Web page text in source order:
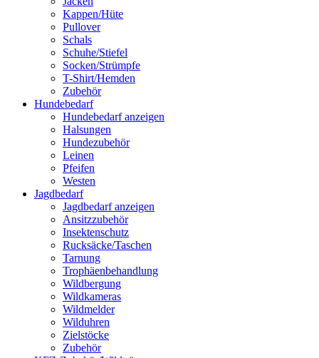
Kappen/Hüte
Pullover
Schals
Schuhe/Stiefel
Socken/Strümpfe
T-Shirt/Hemden
Zubehör
Hundebedarf
Hundebedarf anzeigen
Halsungen
Hundezubehör
Leinen
Pfeifen
Westen
Jagdbedarf
Jagdbedarf anzeigen
Ansitzzubehör
Insektenschutz
Rucksäcke/Taschen
Tarnung
Trophäenbehandlung
Wildbergung
Wildkameras
Wildmelder
Wilduhren
Zielstöcke
Zubehör